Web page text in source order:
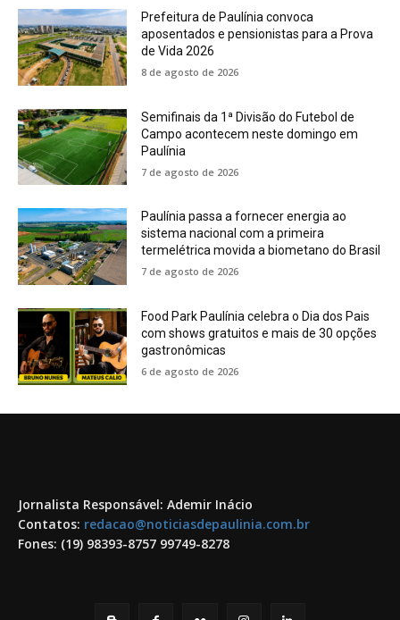
Prefeitura de Paulínia convoca
aposentados e pensionistas para a Prova
de Vida 2026
8 de agosto de 2026
Semifinais da 1ª Divisão do Futebol de
Campo acontecem neste domingo em
Paulínia
7 de agosto de 2026
Paulínia passa a fornecer energia ao
sistema nacional com a primeira
termelétrica movida a biometano do Brasil
7 de agosto de 2026
Food Park Paulínia celebra o Dia dos Pais
com shows gratuitos e mais de 30 opções
gastronômicas
6 de agosto de 2026
Jornalista Responsável: Ademir Inácio
Contatos: redacao@noticiasdepaulinia.com.br
Fones: (19) 98393-8757 99749-8278